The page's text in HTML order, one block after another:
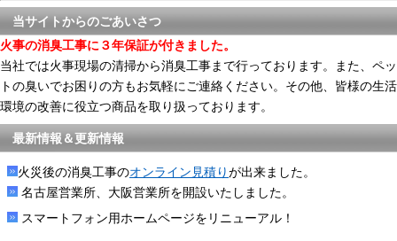
当サイトからのごあいさつ
火事の消臭工事に３年保証が付きました。
当社では火事現場の清掃から消臭工事まで行っております。また、ペッ
トの臭いでお困りの方もお気軽にご連絡ください。その他、皆様の生活
環境の改善に役立つ商品を取り扱っております。
最新情報＆更新情報
火災後の消臭工事のオンライン見積りが出来ました。
名古屋営業所、大阪営業所を開設いたしました。
スマートフォン用ホームページをリニューアル！